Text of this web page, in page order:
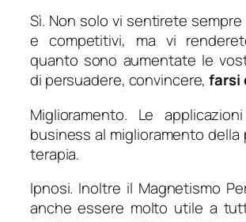
Sì. Non solo vi sentirete
e competitivi, ma vi
quanto sono aumentate le
di persuadere, convincere,farsi
Miglioramento. Le
business al miglioramento della
terapia.
Ipnosi. Inoltre il Magnetismo
anche essere molto utile a